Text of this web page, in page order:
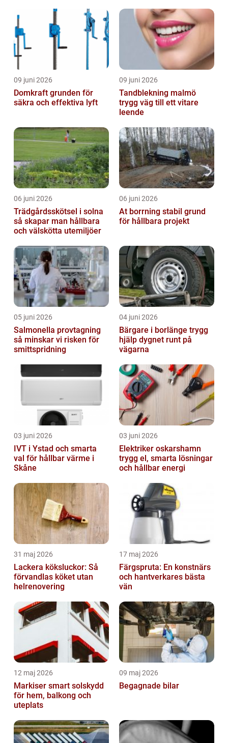
09 juni 2026
Domkraft grunden för
säkra och effektiva lyft
09 juni 2026
Tandblekning malmö
trygg väg till ett vitare
leende
06 juni 2026
Trädgårdsskötsel i solna
så skapar man hållbara
och välskötta utemiljöer
06 juni 2026
At borrning stabil grund
för hållbara projekt
05 juni 2026
Salmonella provtagning
så minskar vi risken för
smittspridning
04 juni 2026
Bärgare i borlänge trygg
hjälp dygnet runt på
vägarna
03 juni 2026
IVT i Ystad och smarta
val för hållbar värme i
Skåne
03 juni 2026
Elektriker oskarshamn
trygg el, smarta lösningar
och hållbar energi
31 maj 2026
Lackera köksluckor: Så
förvandlas köket utan
helrenovering
17 maj 2026
Färgspruta: En konstnärs
och hantverkares bästa
vän
12 maj 2026
Markiser smart solskydd
för hem, balkong och
uteplats
09 maj 2026
Begagnade bilar